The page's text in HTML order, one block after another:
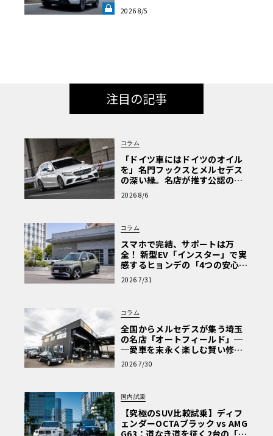
AB》
2026 8/5
注目の記事
コラム
「ドイツ車にはドイツのオイル
を」名門フックスとメルセデス
の深い縁。名店が推す公認の安
心と、Cクラスで味わうシルキー
な走り〈PR〉
2026 8/6
コラム
スマホで完結、サポートは万
全！ 新型EV「インスター」で実
感するヒョンデの「4つの安心」
【第1回・ヒョンデ6つの疑問：
Why? Hyundai?】〈PR〉
2026 7/31
コラム
全国からメルセデスが集う埼玉
の名店「オートフィールド」─
─愛車を末永く楽しむ賢い修理
術と、プロがフックス製オイル
を選ぶ理由〈PR〉
2026 7/30
国内試乗
【究極のSUV比較試乗】ディフ
ェンダーOCTAブラック vs AMG